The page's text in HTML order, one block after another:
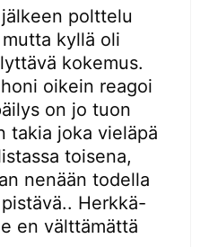
polttelu
kyllä oli
kokemus.
oikein reagoi
on jo tuon
takia joka vieläpä
toisena,
nenään todella
Herkkä-
en välttämättä